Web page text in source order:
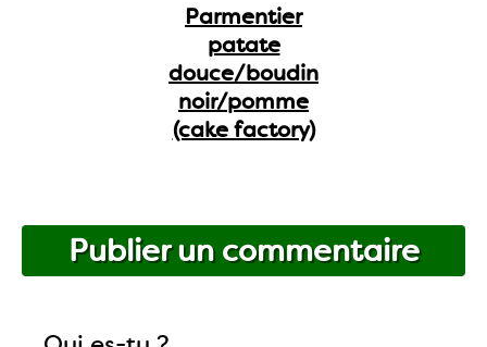
Parmentier
patate
douce/boudin
noir/pomme
(cake factory)
Publier un commentaire